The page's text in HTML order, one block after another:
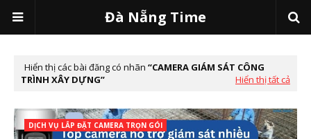
Đà Nẵng Time
Hiển thị các bài đăng có nhãn
CAMERA GIÁM SÁT CÔNG
TRÌNH XÂY DỰNG
Hiển thị tất cả
DỊCH VỤ LẮP ĐẶT CAMERA TRỌN GÓI